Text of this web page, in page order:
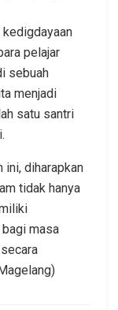
pelajar
sebuah
menjadi
satu santri
ini, diharapkan
tidak hanya
masa